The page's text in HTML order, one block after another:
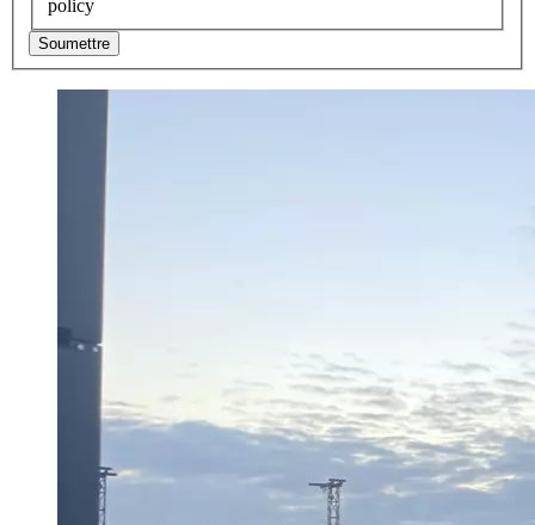
policy
Soumettre